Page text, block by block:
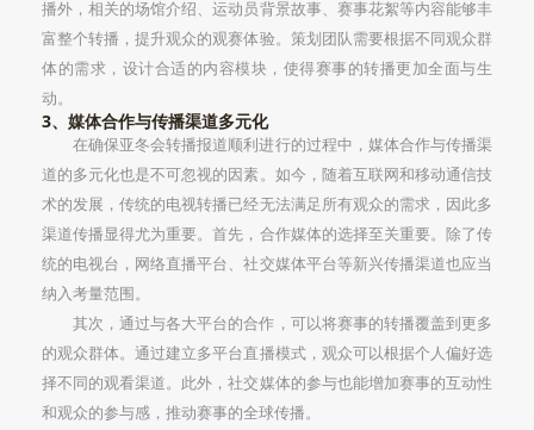
播外，相关的场馆介绍、运动员背景故事、赛事花絮等内容能够丰
富整个转播，提升观众的观赛体验。策划团队需要根据不同观众群
体的需求，设计合适的内容模块，使得赛事的转播更加全面与生
动。
3、媒体合作与传播渠道多元化
在确保亚冬会转播报道顺利进行的过程中，媒体合作与传播渠
道的多元化也是不可忽视的因素。如今，随着互联网和移动通信技
术的发展，传统的电视转播已经无法满足所有观众的需求，因此多
渠道传播显得尤为重要。首先，合作媒体的选择至关重要。除了传
统的电视台，网络直播平台、社交媒体平台等新兴传播渠道也应当
纳入考量范围。
其次，通过与各大平台的合作，可以将赛事的转播覆盖到更多
的观众群体。通过建立多平台直播模式，观众可以根据个人偏好选
择不同的观看渠道。此外，社交媒体的参与也能增加赛事的互动性
和观众的参与感，推动赛事的全球传播。